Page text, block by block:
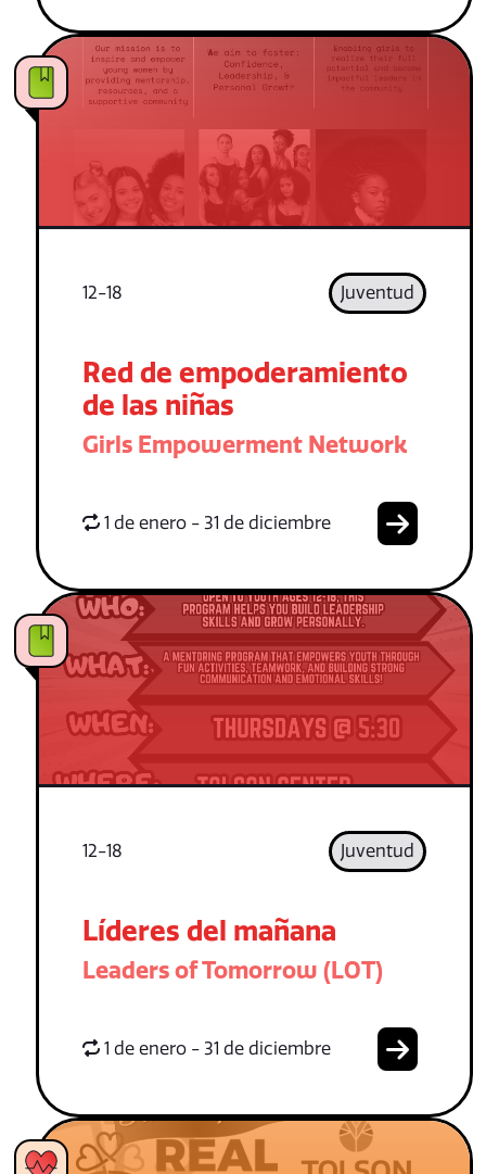
12-18 Juventud
Red de empoderamiento
de las niñas
Girls Empowerment Network
1 de enero - 31 de diciembre
12-18 Juventud
Líderes del mañana
Leaders of Tomorrow (LOT)
1 de enero - 31 de diciembre